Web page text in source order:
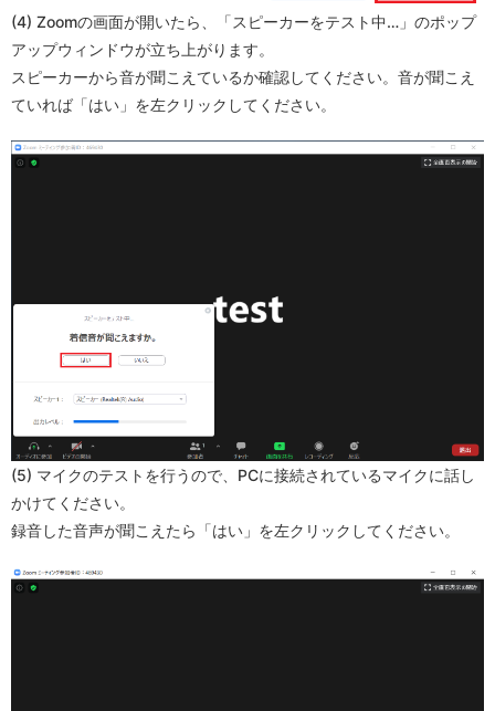
(4) Zoomの画面が開いたら、「スピーカーをテスト中…」のポップ
アップウィンドウが立ち上がります。
スピーカーから音が聞こえているか確認してください。音が聞こえ
ていれば「はい」を左クリックしてください。
(5) マイクのテストを行うので、PCに接続されているマイクに話し
かけてください。
録音した音声が聞こえたら「はい」を左クリックしてください。